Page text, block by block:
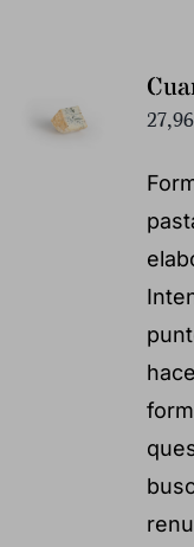
27,96